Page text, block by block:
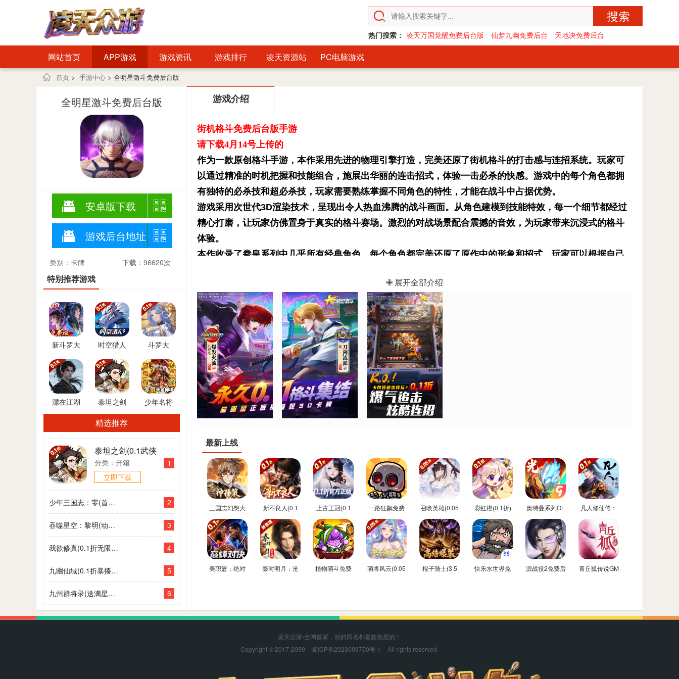
热门搜索： 凌天万国觉醒免费后台版 仙梦九幽免费后台 天地决免费后台
网站首页 APP游戏 游戏资讯 游戏排行 凌天资源站 PC电脑游戏
首页 > 手游中心 > 全明星激斗免费后台版
全明星激斗免费后台版
安卓版下载
游戏后台地址
类别：卡牌 下载：96620次
特别推荐游戏
新斗罗大
陆(GM免
费版)
时空猎人
3(首款猎
人0.1折)
斗罗大
陆：逆转
时空(0.1折
武魂觉醒)
漂在江湖
(0.1折送
利卡)
泰坦之剑
(0.1武侠大
世界开箱)
少年名将
(送金将无
精选推荐
泰坦之剑(0.1武侠
大世界开箱)
分类：开箱
立即下载
1
少年三国志：零(首款少三系0.1折) 2
吞噬星空：黎明(动漫原版0.1折) 3
我欲修真(0.1折无限充) 4
九幽仙域(0.1折暴揍小妖) 5
九州群将录(送满星武将0.05折) 6
游戏介绍
街机格斗免费后台版手游
请下载4月14号上传的
作为一款原创格斗手游，本作采用先进的物理引擎打造，完美还原了街机格斗的打击感与连招系统。玩家可
以通过精准的时机把握和技能组合，施展出华丽的连击招式，体验一击必杀的快感。游戏中的每个角色都拥
有独特的必杀技和超必杀技，玩家需要熟练掌握不同角色的特性，才能在战斗中占据优势。
游戏采用次世代3D渲染技术，呈现出令人热血沸腾的战斗画面。从角色建模到技能特效，每一个细节都经过
精心打磨，让玩家仿佛置身于真实的格斗赛场。激烈的对战场景配合震撼的音效，为玩家带来沉浸式的格斗
体验。
本作收录了拳皇系列中几乎所有经典角色，每个角色都完美还原了原作中的形象和招式。玩家可以根据自己
游戏提供了丰富的角色培养系统，玩家可以通过收集碎片、升级装备等方式强化自己的格斗家。每个角色都
拥有独特的技能树，玩家可以根据自己的战斗风格进行个性化培养，打造独一无二的强力角色。
本作特别注重操作手感的打磨，采用虚拟摇杆+按键的经典操作模式，同时优化了触控响应速度。无论是基础
的拳脚连击，还是复杂的必杀技释放，都能通过简单的操作实现，让玩家轻松享受格斗的乐趣。
✙ 展开全部介绍
最新上线
三国志幻想大
陆2：枭之歌(1
折免费版)
新不良人(0.1
折正版授权)
上古王冠(0.1
折官方正版)
一路狂飙免费
后台版
召唤英雄(0.05
折双倍代金买
断)
彩虹橙(0.1折)
奥特曼系列OL
免费内购后台
凡人修仙传：
星海飞驰(0.1
折官方正版)
美职篮：绝对
秦时明月：沧
植物萌斗免费
萌将风云(0.05
棍子骑士(3.5
快乐水世界免
源战役2免费后
青丘狐传说GM
凌天众游-全网首家，别的同名都是趁热度的！
Copyright © 2017-2099
蜀ICP备2023003750号-1 All rights reserved